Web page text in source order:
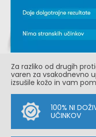
Za razliko od drugih
varen za vsakodnevno
izsušile kožo in vam
100% NI
UČINKOV